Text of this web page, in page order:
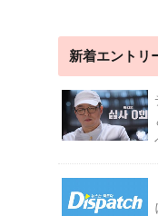
新着エントリ